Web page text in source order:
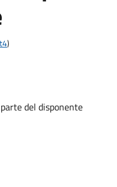
)
del disponente